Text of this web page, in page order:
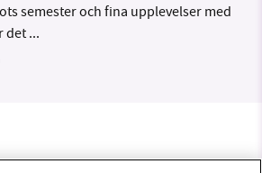
semester och fina upplevelser med
det ...